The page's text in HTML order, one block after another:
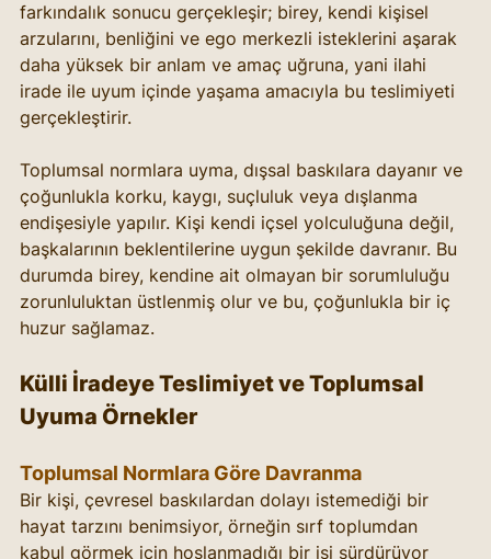
farkındalık sonucu gerçekleşir; birey, kendi kişisel
arzularını, benliğini ve ego merkezli isteklerini aşarak
daha yüksek bir anlam ve amaç uğruna, yani ilahi
irade ile uyum içinde yaşama amacıyla bu teslimiyeti
gerçekleştirir.
Toplumsal normlara uyma, dışsal baskılara dayanır ve
çoğunlukla korku, kaygı, suçluluk veya dışlanma
endişesiyle yapılır. Kişi kendi içsel yolculuğuna değil,
başkalarının beklentilerine uygun şekilde davranır. Bu
durumda birey, kendine ait olmayan bir sorumluluğu
zorunluluktan üstlenmiş olur ve bu, çoğunlukla bir iç
huzur sağlamaz.
Külli İradeye Teslimiyet ve Toplumsal
Uyuma Örnekler
Toplumsal Normlara Göre Davranma
Bir kişi, çevresel baskılardan dolayı istemediği bir
hayat tarzını benimsiyor, örneğin sırf toplumdan
kabul görmek için hoşlanmadığı bir işi sürdürüyor